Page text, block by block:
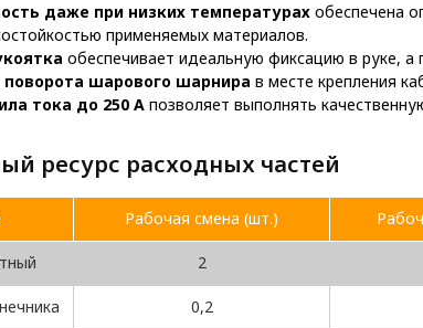
даже при низких температурах обеспечена
применяемых материалов.
обеспечивает идеальную фиксацию в руке, а
шарового шарнира в месте крепления
тока до 250 А позволяет выполнять
ресурс расходных частей
Рабочая смена (шт.)
2
0,2